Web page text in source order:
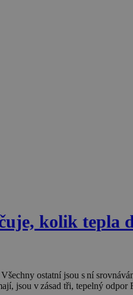
kolik tepla
ostatní jsou s ní
jsou v zásad tři, tepelný